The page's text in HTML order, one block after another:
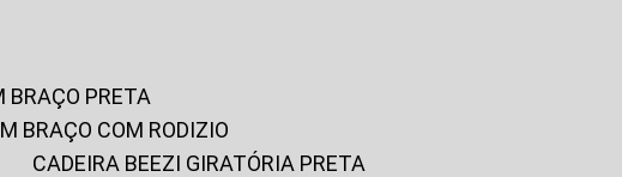
BRAÇO PRETA
BRAÇO COM RODIZIO
CADEIRA BEEZI GIRATÓRIA PRETA